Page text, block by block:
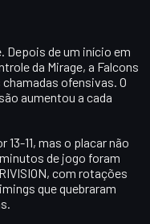
Depois de um início em
da Mirage, a Falcons
ofensivas. O
aumentou a cada
13-11, mas o placar não
de jogo foram
com rotações
que quebraram